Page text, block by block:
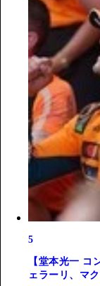
5
【堂本光一 コ
ェラーリ、マ